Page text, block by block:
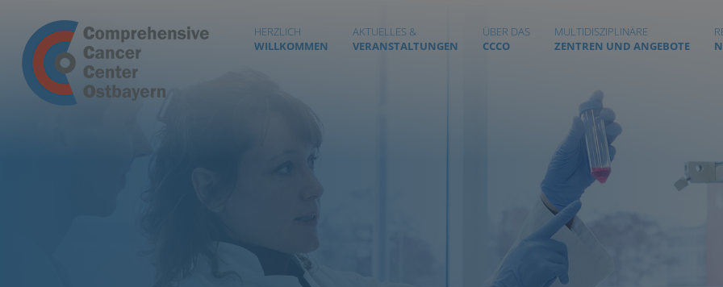
HERZLICH
WILLKOMMEN
AKTUELLES &
VERANSTALTUNGEN
ÜBER DAS
CCCO
MULTIDISZIPLINÄRE
ZENTREN UND ANGEBOTE